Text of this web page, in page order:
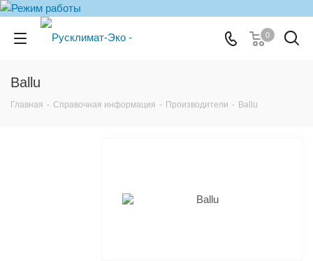
0
Ballu
Главная - Справочная информация - Производители - Ballu